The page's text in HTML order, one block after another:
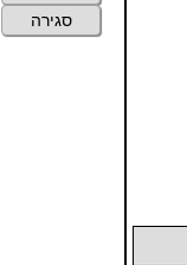
סגירה